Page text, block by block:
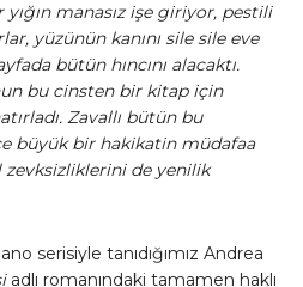
manasız işe giriyor, pestili
yüzünün kanını sile sile eve
bütün hıncını alacaktı.
bu cinsten bir kitap için
Zavallı bütün bu
büyük bir hakikatin müdafaa
de yenilik
serisiyle tanıdığımız Andrea
adlı romanındaki tamamen haklı